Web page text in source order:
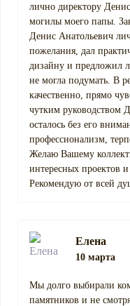
лично директору
могилы моего папы.
Денис Анатольевич
пожелания, дал
дизайну и предложил
не могла подумать. В
качественно, прямо
чутким руководством
осталось без его
профессионализм,
Желаю Вашему
интересных проектов
Рекомендую от всей
Елена
10 марта
Мы долго выбирали
памятников и не